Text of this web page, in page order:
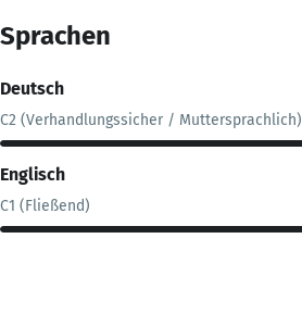
Sprachen
Deutsch
C2 (Verhandlungssicher / Muttersprachlich)
Englisch
C1 (Fließend)